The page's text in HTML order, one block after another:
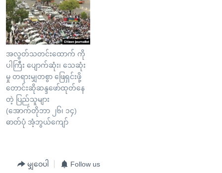
အလွတ်သတင်းထောက် ကို
ပါကြီး ပျောက်ဆုံး၊ သေဆုံး
မှု တရားမျှတစွာ ဖြေရှင်းဖို့
တောင်းဆိုဆန္ဒဖော်ထုတ်နေ
တဲ့ ပြည်သူများ
(အောက်တိုဘာ ၂၆၊ ၁၄)
ဓာတ်ပုံ အံ့ဘွယ်ကျော်
မျှဝေပါ Follow us